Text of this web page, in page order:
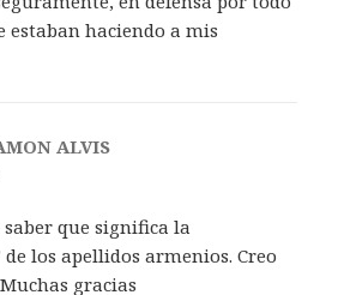
estaban haciendo a mis
ALVIS
que significa la
los apellidos armenios. Creo
gracias